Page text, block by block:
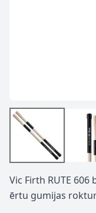
Vic Firth RUTE
ērtu gumijas